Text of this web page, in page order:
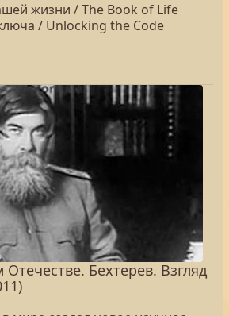
жизни / The Book of Life
/ Unlocking the Code
Бехтерев. Взгляд